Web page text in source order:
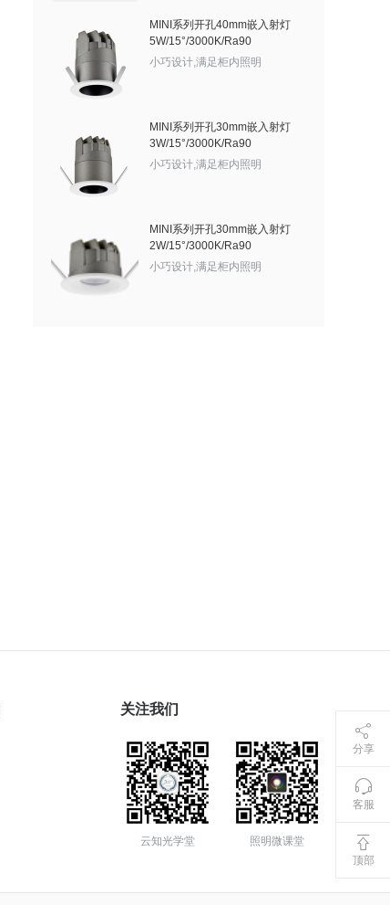
MINI系列开孔40mm嵌入射灯
5W/15°/3000K/Ra90
小巧设计,满足柜内照明
MINI系列开孔30mm嵌入射灯
3W/15°/3000K/Ra90
小巧设计,满足柜内照明
MINI系列开孔30mm嵌入射灯
2W/15°/3000K/Ra90
小巧设计,满足柜内照明
关注我们
云知光学堂 照明微课堂
分享
客服
顶部